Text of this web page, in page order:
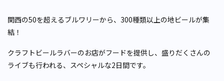
関西の50を超えるブルワリーから、300種類以上の地ビールが集
結！
クラフトビールラバーのお店がフードを提供し、盛りだくさんの
ライブも行われる、スペシャルな2日間です。